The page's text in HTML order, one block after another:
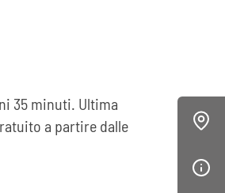
35 minuti. Ultima
a partire dalle